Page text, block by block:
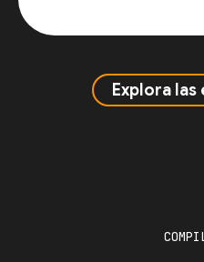
Explora